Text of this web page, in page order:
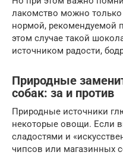
лакомство можно только
нормой, рекомендуемой
этом случае такой
источником радости,
Природные
собак: за и против
Природные источники
некоторые овощи. Если
сладостями и
чипсов или магазинных